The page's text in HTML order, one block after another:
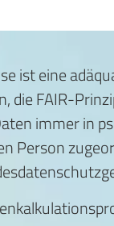
ist eine
FAIR-
immer in
Person